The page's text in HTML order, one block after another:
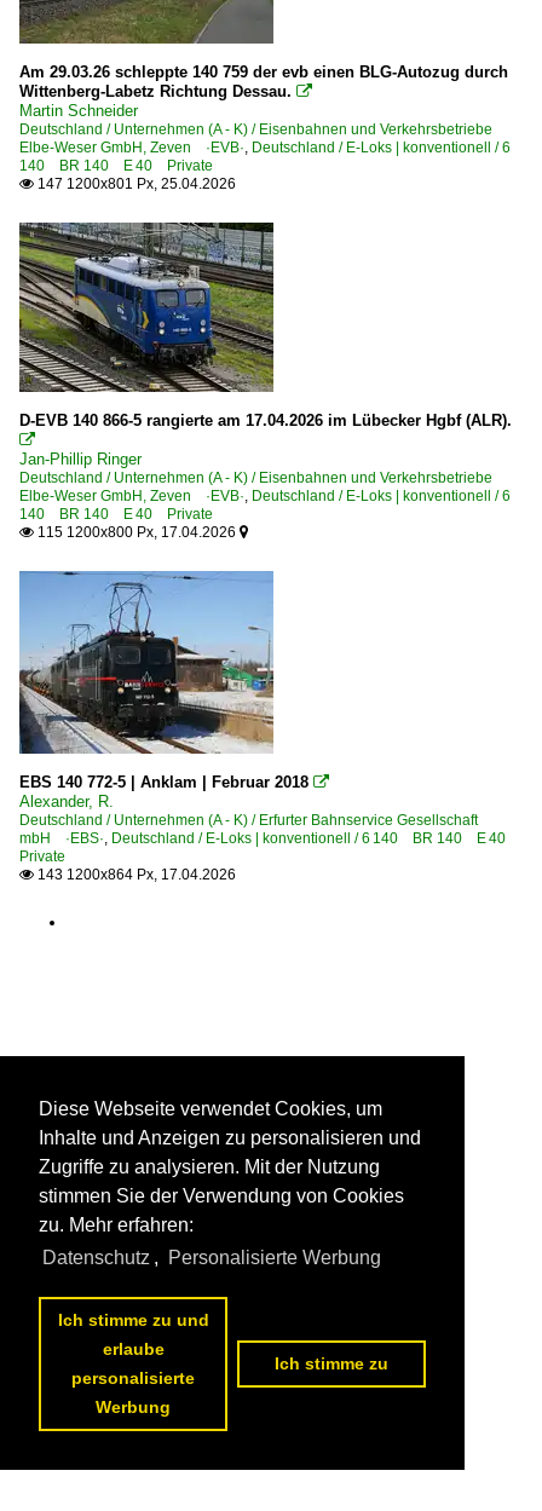
Rbf Leipzig-Engelsdorf
Güterwagen
7 | Gattung Z | Kesselwagen
Hafenbahnen
Museen und Ausstellungen
DB Museum Koblenz
Sächsisches Eisenbahnmuseum Chemnitz-Hilbersdorf
Eisenbahnfreunde Treysa ·EFTS·
IG 3-Seenbahn e.V., Seebrugg ·IGSEE·
Personenwagen
Eilzugwagen 2. Serie n-Wagen 'Silberlinge'
Regional- und Fernzüge
DbZ Überführungsfahrten, Züge für besondere Zwecke
FEX Freizeitexpress-Züge
FLX Flixtrain-Züge
Lz Lokzüge
Tfzf Triebfahrzeugfahrt
S-Bahn Rhein-Ruhr
Schmalspurbahnen
Preßnitztalbahn ·IGP·
Sonstiges
Rangierfahrten
Strecken | KBS 100-199
100 (Berlin–) Hagenow – Büchen – Hamburg
110 (Hannover–) Celle – Lüneburg – H.-Harburg
Am 29.03.26 schleppte 140 759 der evb einen BLG-Autozug durch
Wittenberg-Labetz Richtung Dessau. 
Martin Schneider
Deutschland / Unternehmen (A - K) / Eisenbahnen und Verkehrsbetriebe
Elbe-Weser GmbH, Zeven ·EVB·, Deutschland / E-Loks | konventionell / 6
140 BR 140 E 40 Private
 147 1200x801 Px, 25.04.2026
D-EVB 140 866-5 rangierte am 17.04.2026 im Lübecker Hgbf (ALR).

Jan-Phillip Ringer
Deutschland / Unternehmen (A - K) / Eisenbahnen und Verkehrsbetriebe
Elbe-Weser GmbH, Zeven ·EVB·, Deutschland / E-Loks | konventionell / 6
140 BR 140 E 40 Private
 115 1200x800 Px, 17.04.2026 
EBS 140 772-5 | Anklam | Februar 2018 
Alexander, R.
Deutschland / Unternehmen (A - K) / Erfurter Bahnservice Gesellschaft
mbH ·EBS·, Deutschland / E-Loks | konventionell / 6 140 BR 140 E 40
Private
 143 1200x864 Px, 17.04.2026
Diese Webseite verwendet Cookies, um
Inhalte und Anzeigen zu personalisieren und
Zugriffe zu analysieren. Mit der Nutzung
stimmen Sie der Verwendung von Cookies
zu. Mehr erfahren:
Datenschutz , Personalisierte Werbung
Ich stimme zu und
erlaube
personalisierte
Werbung
Ich stimme zu